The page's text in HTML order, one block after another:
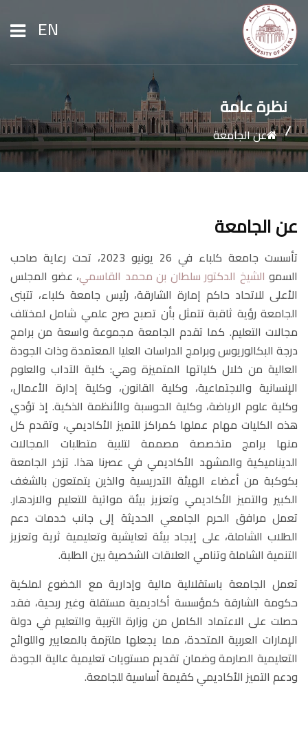
EN
عن الجامعة
الشؤون الأكاديمية
الأبحاث
الحياة الجامعية
الوسائط
نظرة عامة
عن الجامعة
عن الجامعة
تأسست جامعة كلباء في 26 يونيو 2023، تحت رعاية صاحب
السمو الشيخ الدكتور سلطان بن محمد القاسمي، عضو المجلس
الأعلى للاتحاد حاكم إمارة الشارقة، رئيس جامعة كلباء، تتبنى
الجامعة رؤية ثاقبة تتمثل بأن تصبح صرح علمي شامل لمختلف
مجالات التعليم. كما تقدم الجامعة مجموعة واسعة من برامج
درجة البكالوريوس وبرامج الدراسات العليا المعتمدة وذات الجودة
العالية من خلال كلياتها المتميزة وهي: كلية الآداب والعلوم
الإنسانية والاجتماعية، وكلية القانون، وكلية إدارة الأعمال،
وكلية علوم الرياضة، وكلية الحوسبة والأنظمة الذكية. إذ تؤدي
هذه الكليات مهام عملها كمراكز للتميز الأكاديمي، وتقدم كل
منها برامج متخصصة مصممة لتلبية متطلبات المجالات
الديناميكية والمشهد الأكاديمي في عصرنا هذا. تزخر الجامعة
بكوكبة من أعضاء الهيئة التدريسية والذين يتمتعون بالشغف
الكبير والتميز الأكاديمي وتعزيز بيئة مواتية للتعليم والازدهار.
تعمل مرافق الحرم الجامعي الحديثة إلى جانب خدمات دعم
الطلاب الشاملة، على إيجاد بيئة تعايشية وتعليمية ثرية وتعزيز
التنمية الشاملة وتنامي العلاقات الشخصية بين الطلبة.
تعمل الجامعة باستقلالية مالية وإدارية مع الخضوع لملكية
حكومة الشارقة كمؤسسة أكاديمية مستقلة وغير ربحية، فقد
حصلت على الاعتماد الكامل من وزارة التربية والتعليم في دولة
الإمارات العربية المتحدة، مما يجعلها ملتزمة بالمعايير واللوائح
التعليمية الصارمة وضمان تقديم مستويات تعليمية عالية الجودة
ودعم التميز الأكاديمي كقيمة أساسية للجامعة.